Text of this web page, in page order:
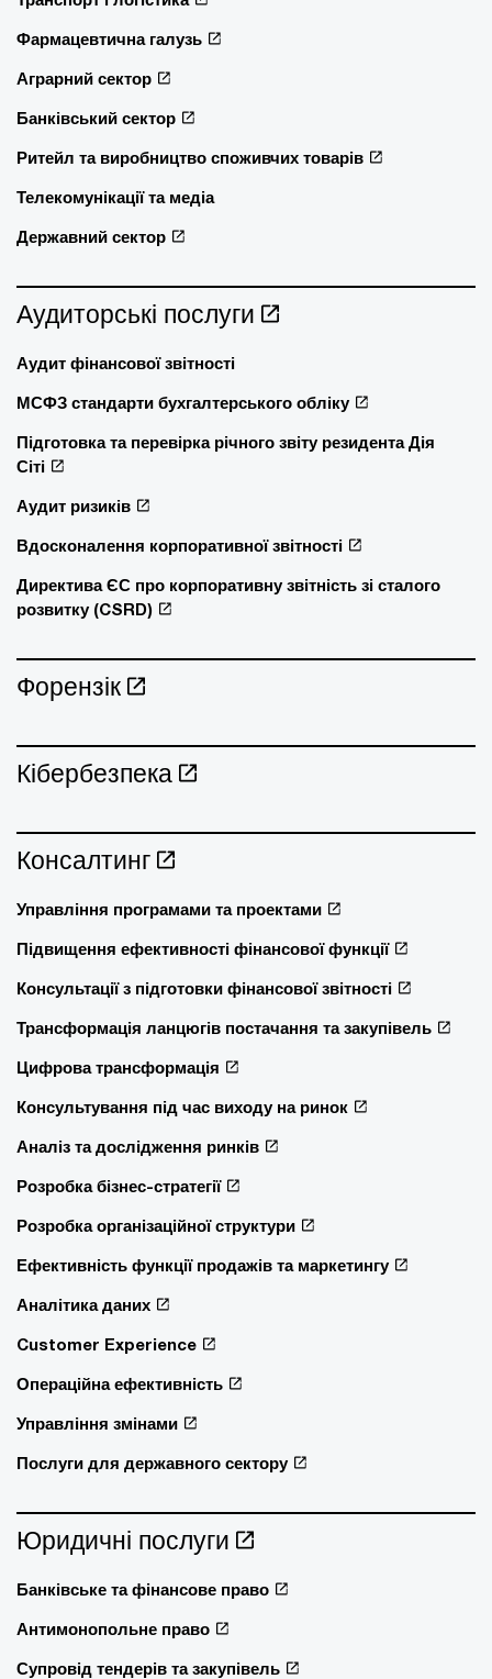
Фармацевтична галузь
Аграрний сектор
Банківський сектор
Ритейл та виробництво споживчих товарів
Телекомунікації та медіа
Державний сектор
Аудиторські послуги
Аудит фінансової звітності
МСФЗ стандарти бухгалтерського обліку
Підготовка та перевірка річного звіту резидента Дія
Сіті
Аудит ризиків
Вдосконалення корпоративної звітності
Директива ЄС про корпоративну звітність зі сталого
розвитку (CSRD)
Форензік
Кібербезпека
Консалтинг
Управління програмами та проектами
Підвищення ефективності фінансової функції
Консультації з підготовки фінансової звітності
Трансформація ланцюгів постачання та закупівель
Цифрова трансформація
Консультування під час виходу на ринок
Аналіз та дослідження ринків
Розробка бізнес-стратегії
Розробка організаційної структури
Ефективність функції продажів та маркетингу
Аналітика даних
Customer Experience
Операційна ефективність
Управління змінами
Послуги для державного сектору
Юридичні послуги
Банківське та фінансове право
Антимонопольне право
Супровід тендерів та закупівель